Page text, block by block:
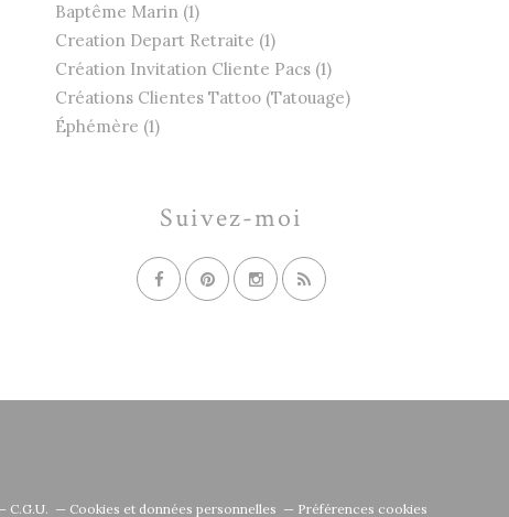
Baptême Marin (1)
Creation Depart Retraite (1)
Création Invitation Cliente Pacs (1)
Créations Clientes Tattoo (Tatouage)
Éphémère (1)
Suivez-moi
C.G.U. Cookies et données personnelles Préférences cookies